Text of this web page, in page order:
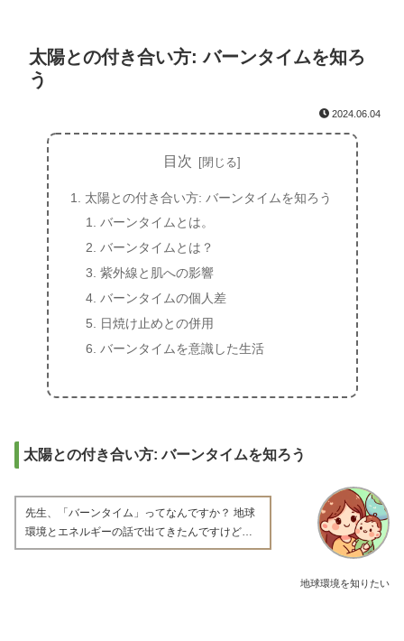
太陽との付き合い方: バーンタイムを知ろ
う
2024.06.04
目次
太陽との付き合い方: バーンタイムを知ろう
バーンタイムとは。
バーンタイムとは？
紫外線と肌への影響
バーンタイムの個人差
日焼け止めとの併用
バーンタイムを意識した生活
太陽との付き合い方: バーンタイムを知ろう
地球環境を知りたい
先生、「バーンタイム」ってなんですか？ 地球
環境とエネルギーの話で出てきたんですけど…